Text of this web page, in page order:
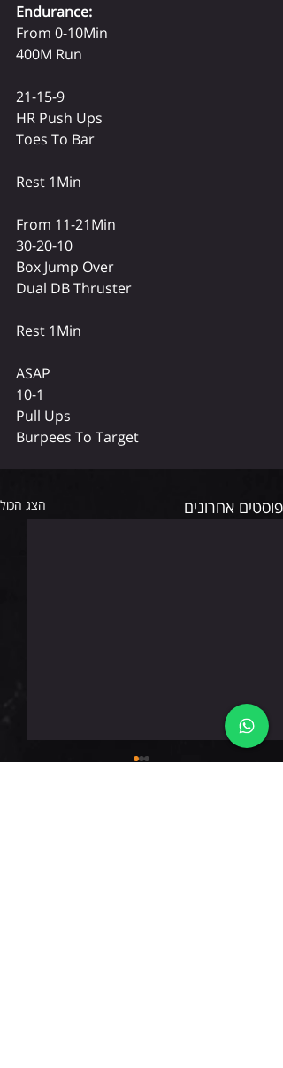
Endurance:
From 0-10Min
400M Run
21-15-9
HR Push Ups
Toes To Bar
Rest 1Min
From 11-21Min
30-20-10
Box Jump Over
Dual DB Thruster
Rest 1Min
ASAP
10-1
Pull Ups
Burpees To Target
פוסטים אחרונים הצג הכול